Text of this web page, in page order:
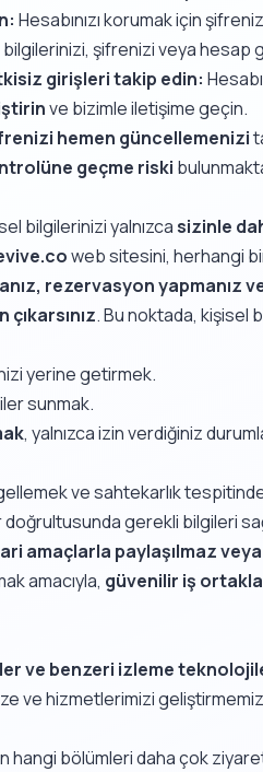
Hesabınızı korumak için
bilgilerinizi, şifrenizi veya hesap
girişleri takip edin:
ve bizimle iletişime geçin.
hemen güncellemenizi
geçme riski
bilgilerinizi yalnızcasizinle
web sitesini, herhangi
rezervasyon yapmanız
. Bu noktada, kişisel
yerine getirmek.
sunmak.
, yalnızca izin verdiğiniz
ve sahtekarlık
doğrultusunda gerekli bilgileri
amaçlarla paylaşılmaz veya
amacıyla, güvenilir iş
ve benzeri izleme
ve hizmetlerimizi
hangi bölümleri daha çok